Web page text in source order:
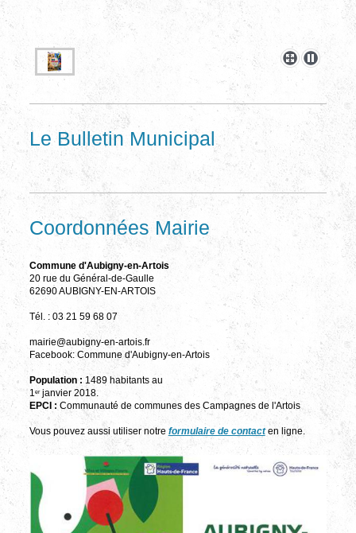
Le Bulletin Municipal
Coordonnées Mairie
Commune d'Aubigny-en-Artois
20 rue du Général-de-Gaulle
62690 AUBIGNY-EN-ARTOIS
Tél. : 03 21 59 68 07
mairie@aubigny-en-artois.fr
Facebook: Commune d'Aubigny-en-Artois
Population : 1489 habitants au
1 erjanvier 2018.
EPCI : Communauté de communes des Campagnes de l'Artois
Vous pouvez aussi utiliser notre formulaire de contact en ligne.